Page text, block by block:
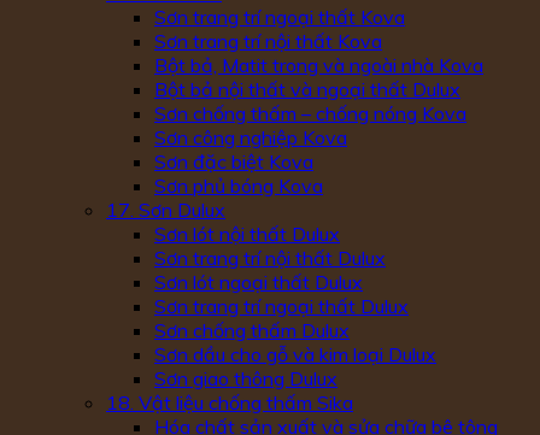
Sơn trang trí ngoại thất Kova
Sơn trang trí nội thất Kova
Bột bả, Matit trong và ngoài nhà Kova
Bột bả nội thất và ngoại thất Dulux
Sơn chống thấm – chống nóng Kova
Sơn công nghiệp Kova
Sơn đặc biệt Kova
Sơn phủ bóng Kova
17. Sơn Dulux
Sơn lót nội thất Dulux
Sơn trang trí nội thất Dulux
Sơn lót ngoại thất Dulux
Sơn trang trí ngoại thất Dulux
Sơn chống thấm Dulux
Sơn dầu cho gỗ và kim loại Dulux
Sơn giao thông Dulux
18. Vật liệu chống thấm Sika
Hóa chất sản xuất và sửa chữa bê tông